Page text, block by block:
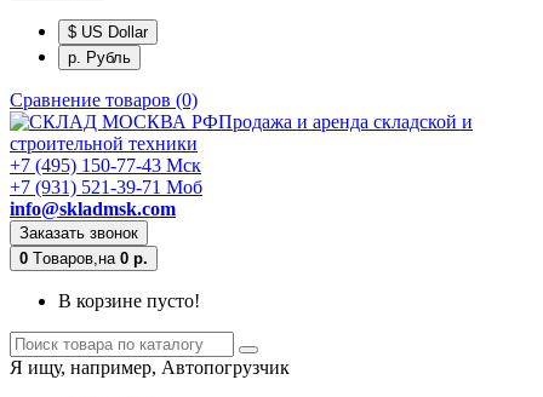
$ US Dollar
р. Рубль
Сравнение товаров (0)
Продажа и аренда складской и
строительной техники
+7 (495) 150-77-43 Мск
+7 (931) 521-39-71 Моб
info@skladmsk.com
Заказать звонок
0 Tоваров,на 0 р.
В корзине пусто!
Я ищу, например, Автопогрузчик